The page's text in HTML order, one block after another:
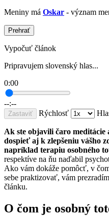
Meniny má Oskar - význam
Prehrať
Vypočuť článok
Pripravujem slovenský hlas...
0:00
--:--
Zastaviť Rýchlosť
Ak ste objavili čaro
dospieť aj k zlepšeniu vášho
napríklad terapiu osobného
respektíve na ňu naďabil
Ako vám dokáže pomôcť, v
sebe praktizovať, vám
článku.
O čom je osobný